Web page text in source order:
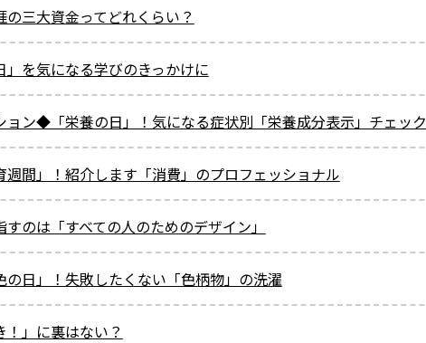
の三大資金ってどれくらい？
」を気になる学びのきっかけに
ン◆「栄養の日」！気になる症状別「栄養成分表示」チェック
週間」！紹介します「消費」のプロフェッショナル
のは「すべての人のためのデザイン」
日」！失敗したくない「色柄物」の洗濯
！」に裏はない？